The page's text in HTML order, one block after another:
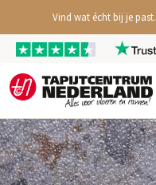
Vind wat écht bij je past.